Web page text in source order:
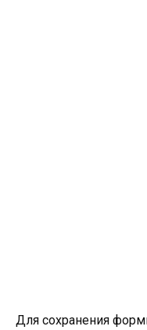
Для сохранения